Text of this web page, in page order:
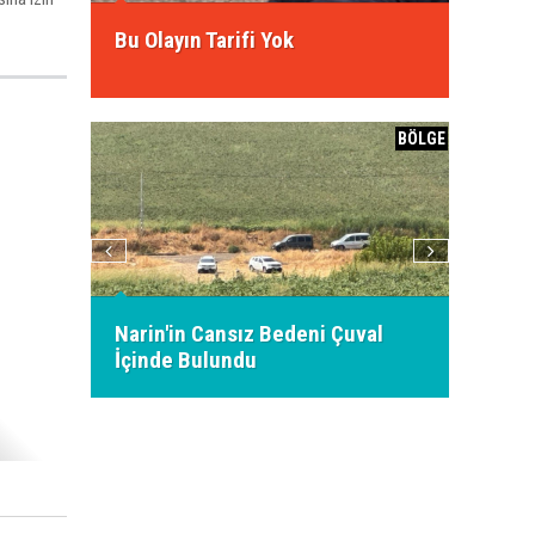
Bu Olayın Tarifi Yok
BÖLGE
Narin'in Cansız Bedeni Çuval
İçinde Bulundu